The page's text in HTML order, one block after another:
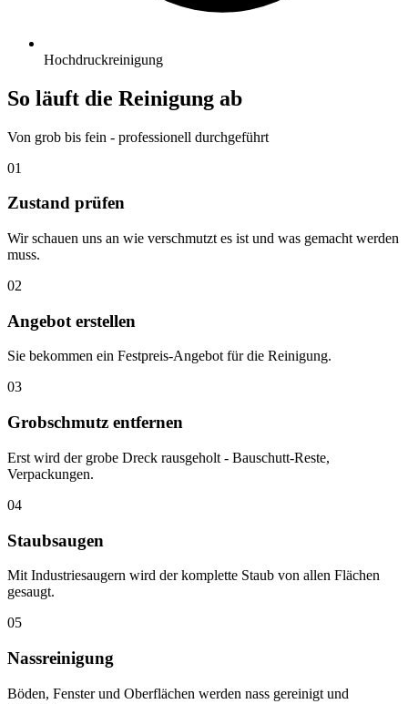
Hochdruckreinigung
So läuft die Reinigung ab
Von grob bis fein - professionell durchgeführt
01
Zustand prüfen
Wir schauen uns an wie verschmutzt es ist und was gemacht werden
muss.
02
Angebot erstellen
Sie bekommen ein Festpreis-Angebot für die Reinigung.
03
Grobschmutz entfernen
Erst wird der grobe Dreck rausgeholt - Bauschutt-Reste,
Verpackungen.
04
Staubsaugen
Mit Industriesaugern wird der komplette Staub von allen Flächen
gesaugt.
05
Nassreinigung
Böden, Fenster und Oberflächen werden nass gereinigt und